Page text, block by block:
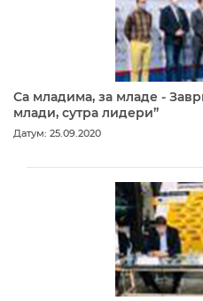
Са младима, за младе -
млади, сутра лидери”
Датум: 25.09.2020